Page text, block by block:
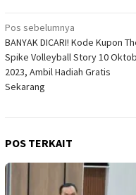
Navigasi
pos
Pos sebelumnya
BANYAK DICARI! Kode Kupon
Spike Volleyball Story 10
2023, Ambil Hadiah Gratis
Sekarang
POS TERKAIT